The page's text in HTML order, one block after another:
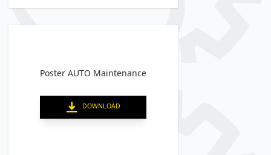
Poster AUTO Maintenance
DOWNLOAD